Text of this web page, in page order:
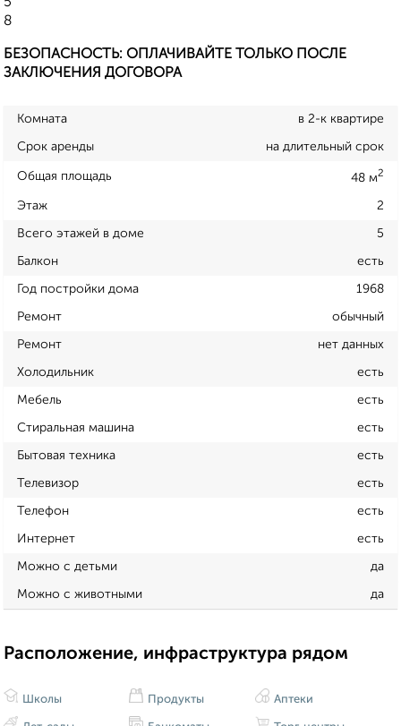
8
БЕЗОПАСНОСТЬ: ОПЛАЧИВАЙТЕ ТОЛЬКО ПОСЛЕ
ЗАКЛЮЧЕНИЯ ДОГОВОРА
Комната в 2-к квартире
Срок аренды на длительный срок
Общая площадь 48 м2
Этаж 2
Всего этажей в доме 5
Балкон есть
Год постройки дома 1968
Ремонт обычный
Ремонт нет данных
Холодильник есть
Мебель есть
Стиральная машина есть
Бытовая техника есть
Телевизор есть
Телефон есть
Интернет есть
Можно с детьми да
Можно с животными да
Расположение, инфраструктура рядом
Школы Продукты Аптеки